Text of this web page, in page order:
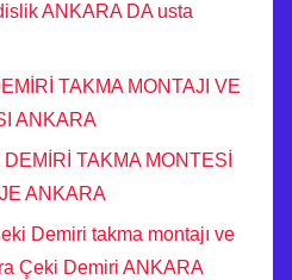
ANKARA DA usta
TAKMA MONTAJI VE
ANKARA
TAKMA MONTESİ
ANKARA
Demiri takma montajı ve
Çeki Demiri ANKARA